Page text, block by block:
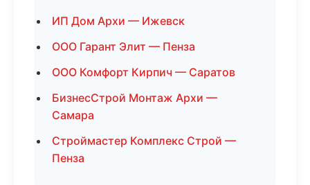
ИП Дом Архи — Ижевск
ООО Гарант Элит — Пенза
ООО Комфорт Кирпич — Саратов
БизнесСтрой Монтаж Архи —
Самара
Строймастер Комплекс Строй —
Пенза